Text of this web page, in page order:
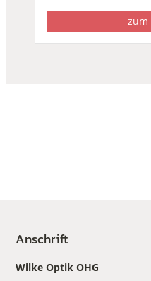
zum
Anschrift
Wilke Optik OHG